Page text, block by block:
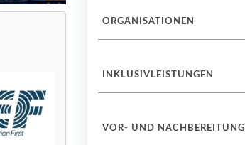
ORGANISATIONEN
INKLUSIVLEISTUNGEN
VOR- UND NACHBEREITUNG